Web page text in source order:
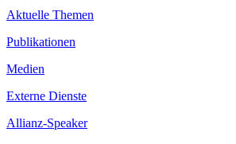
Aktuelle Themen
Publikationen
Medien
Externe Dienste
Allianz-Speaker